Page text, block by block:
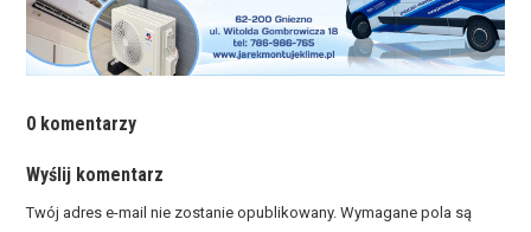
0 komentarzy
Wyślij komentarz
Twój adres e-mail nie zostanie opublikowany. Wymagane pola są